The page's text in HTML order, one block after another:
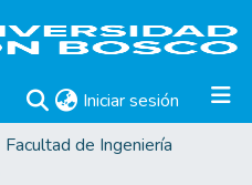
Iniciar sesión (current)
Facultad de Ingeniería